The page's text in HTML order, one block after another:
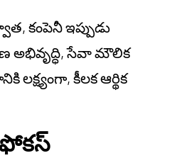
కంపెనీ ఇప్పుడు
అభివృద్ధి, సేవా మౌలిక
కీలక ఆర్థిక